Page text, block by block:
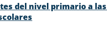
del nivel primario a